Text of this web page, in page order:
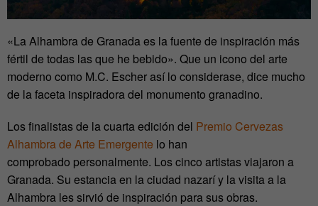
«La Alhambra de Granada es la fuente de inspiración más
fértil de todas las que he bebido». Que un icono del arte
moderno como M.C. Escher así lo considerase, dice mucho
de la faceta inspiradora del monumento granadino.
Los finalistas de la cuarta edición del Premio Cervezas
Alhambra de Arte Emergente lo han
comprobado personalmente. Los cinco artistas viajaron a
Granada. Su estancia en la ciudad nazarí y la visita a la
Alhambra les sirvió de inspiración para sus obras.